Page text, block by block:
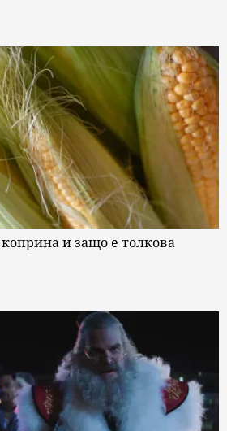
и защо е толкова